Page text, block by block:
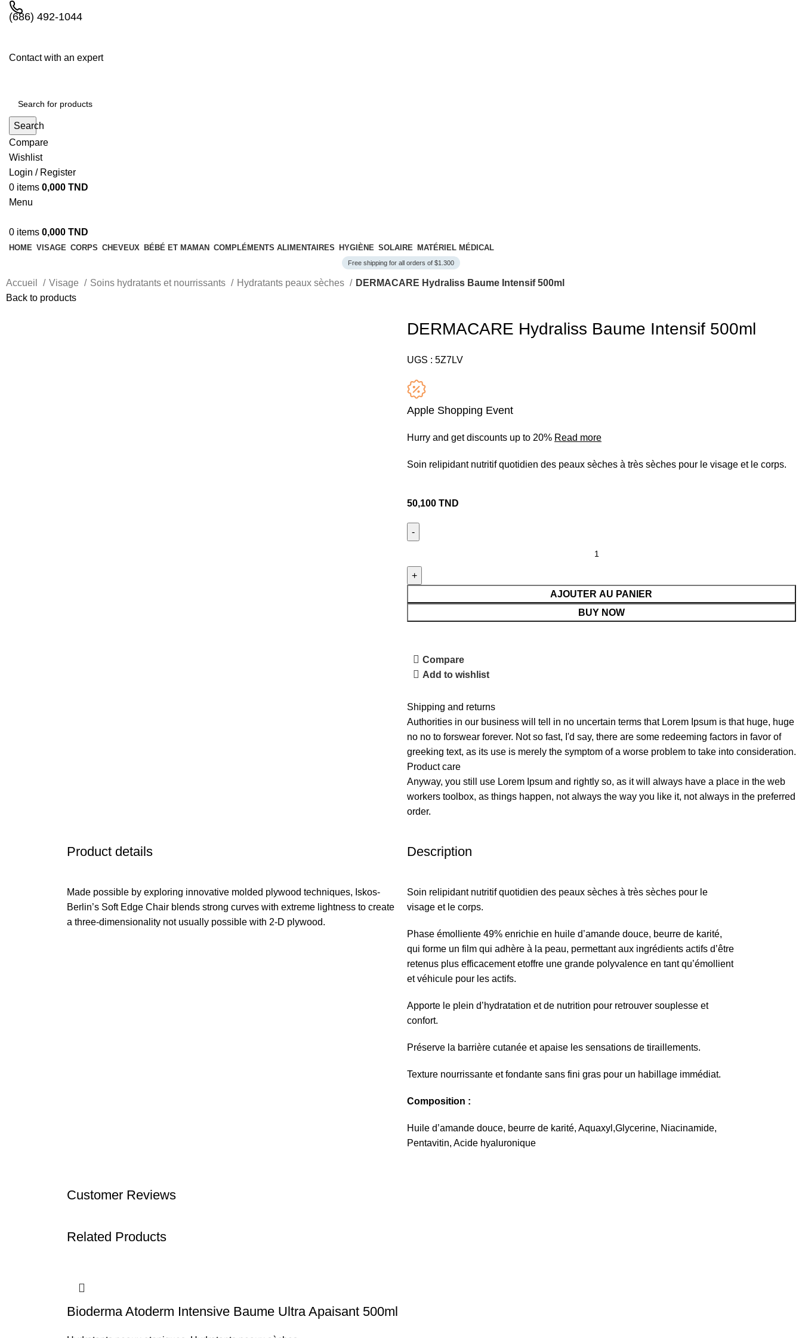
(686) 492-1044
Contact with an expert
Search
Compare
Wishlist
Login / Register
0 items 0,000 TND
Menu
0 items 0,000 TND
HOME VISAGE CORPS CHEVEUX BÉBÉ ET MAMAN COMPLÉMENTS ALIMENTAIRES HYGIÈNE SOLAIRE MATÉRIEL MÉDICAL
Free shipping for all orders of $1.300
Accueil Visage Soins hydratants et nourrissants Hydratants peaux sèches
DERMACARE Hydraliss Baume Intensif 500ml
Back to products
DERMACARE Hydraliss Baume Intensif 500ml
UGS : 5Z7LV
Apple Shopping Event
Hurry and get discounts up to 20% Read more
Soin relipidant nutritif quotidien des peaux sèches à très sèches pour le visage et le corps.
50,100 TND
AJOUTER AU PANIER
BUY NOW
Compare
Add to wishlist
Shipping and returns
Authorities in our business will tell in no uncertain terms that Lorem Ipsum is that huge, huge
no no to forswear forever. Not so fast, I'd say, there are some redeeming factors in favor of
greeking text, as its use is merely the symptom of a worse problem to take into consideration.
Product care
Anyway, you still use Lorem Ipsum and rightly so, as it will always have a place in the web
workers toolbox, as things happen, not always the way you like it, not always in the preferred
order.
Product details
Made possible by exploring innovative molded plywood techniques, Iskos-
Berlin’s Soft Edge Chair blends strong curves with extreme lightness to create
a three-dimensionality not usually possible with 2-D plywood.
Description
Soin relipidant nutritif quotidien des peaux sèches à très sèches pour le
visage et le corps.
Phase émolliente 49% enrichie en huile d’amande douce, beurre de karité,
qui forme un film qui adhère à la peau, permettant aux ingrédients actifs d’être
retenus plus efficacement etoffre une grande polyvalence en tant qu’émollient
et véhicule pour les actifs.
Apporte le plein d’hydratation et de nutrition pour retrouver souplesse et
confort.
Préserve la barrière cutanée et apaise les sensations de tiraillements.
Texture nourrissante et fondante sans fini gras pour un habillage immédiat.
Composition :
Huile d’amande douce, beurre de karité, Aquaxyl,Glycerine, Niacinamide,
Pentavitin, Acide hyaluronique
Customer Reviews
Related Products
Bioderma Atoderm Intensive Baume Ultra Apaisant 500ml